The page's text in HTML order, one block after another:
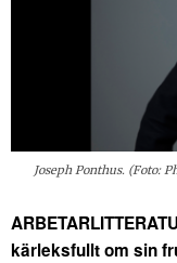
Joseph Ponthus. (Foto:
kärleksfullt om sin